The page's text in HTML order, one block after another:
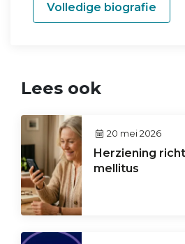
Volledige biografie
Lees ook
20 mei 2026
Herziening
mellitus